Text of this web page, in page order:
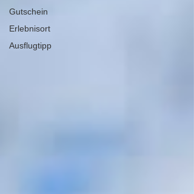
Gutschein
Erlebnisort
Ausflugtipp